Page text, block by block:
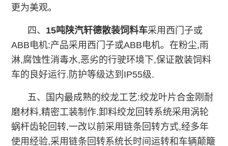
更为美观。
四、 15吨陕汽轩德散装饲料车采用西门子或
ABB电机:产品采用西门子或ABB电机。在粉尘,雨
淋,腐蚀性消毒水,恶劣的行驶环境下,保证散装饲料
车的良好运行.防护等级达到IP55级.
五、国内最成熟的绞龙工艺:绞龙叶片合金刚耐
磨材料,精密工装制作.卸料绞龙回转系统采用涡轮
蜗杆齿轮回转,一改以前采用链条回转方式,经多年
使用经验,采用链条回转系统长时间运转和车辆颠簸